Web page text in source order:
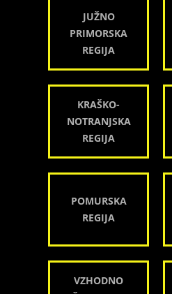
JUŽNO
PRIMORSKA
REGIJA
KRAŠKO-
NOTRANJSKA
REGIJA
POMURSKA
REGIJA
VZHODNO